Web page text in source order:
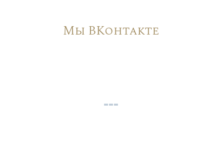
Мы ВКонтакте